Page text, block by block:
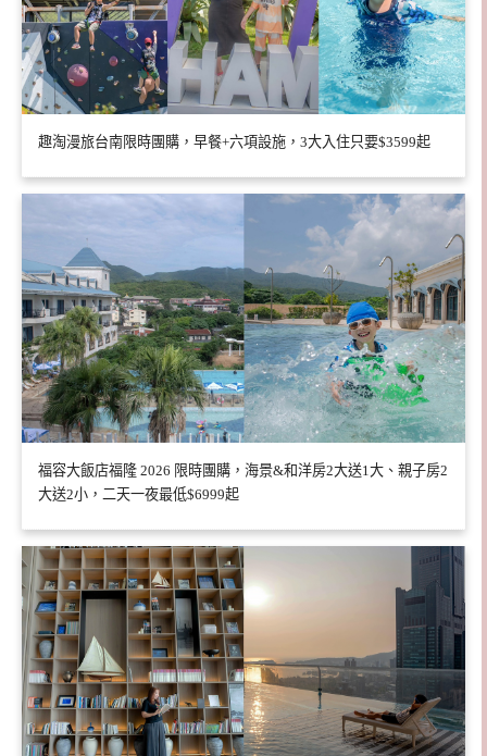
趣淘漫旅台南限時團購，早餐+六項設施，3大入住只要$3599起
福容大飯店福隆 2026 限時團購，海景&和洋房2大送1大、親子房2
大送2小，二天一夜最低$6999起